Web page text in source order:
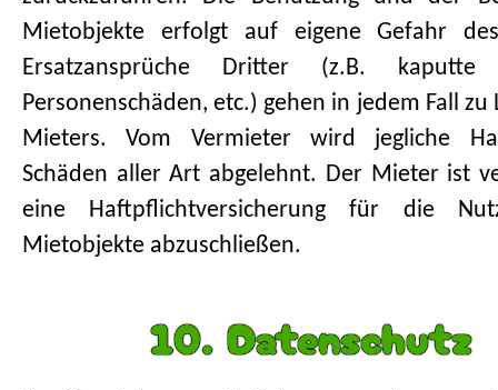
Mietobjekte erfolgt auf eigene Gefahr
Ersatzansprüche Dritter (z.B. kaputte
Personenschäden, etc.) gehen in jedem Fall zu
Mieters. Vom Vermieter wird jegliche
Schäden aller Art abgelehnt. Der Mieter ist
eine Haftpflichtversicherung für die
Mietobjekte abzuschließen.
10. Datenschutz